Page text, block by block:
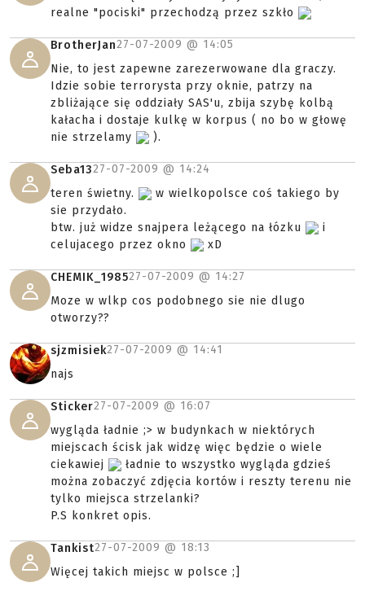
realne "pociski" przechodzą przez szkło
BrotherJan27-07-2009 @ 14:05
Nie, to jest zapewne zarezerwowane dla graczy.
Idzie sobie terrorysta przy oknie, patrzy na
zbliżające się oddziały SAS'u, zbija szybę kolbą
kałacha i dostaje kulkę w korpus ( no bo w głowę
nie strzelamy
).
Seba1327-07-2009 @ 14:24
teren świetny.
w wielkopolsce coś takiego by
sie przydało.
btw. już widze snajpera leżącego na łózku
i
celujacego przez okno
xD
CHEMIK_198527-07-2009 @ 14:27
Moze w wlkp cos podobnego sie nie dlugo
otworzy??
sjzmisiek27-07-2009 @ 14:41
najs
Sticker27-07-2009 @ 16:07
wygląda ładnie ;> w budynkach w niektórych
miejscach ścisk jak widzę więc będzie o wiele
ciekawiej
ładnie to wszystko wygląda gdzieś
można zobaczyć zdjęcia kortów i reszty terenu nie
tylko miejsca strzelanki?
P.S konkret opis.
Tankist27-07-2009 @ 18:13
Więcej takich miejsc w polsce ;]